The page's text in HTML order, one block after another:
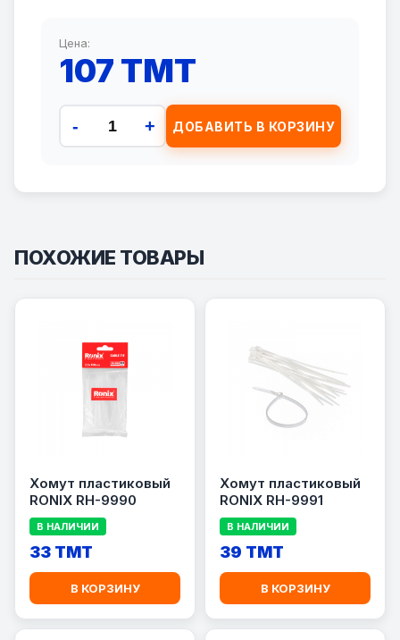
Цена:
107 TMT
- + ДОБАВИТЬ В КОРЗИНУ
ПОХОЖИЕ ТОВАРЫ
Xомут пластиковый
RONIX RH-9990
В НАЛИЧИИ
33 TMT
В КОРЗИНУ
Xомут пластиковый
RONIX RH-9991
В НАЛИЧИИ
39 TMT
В КОРЗИНУ